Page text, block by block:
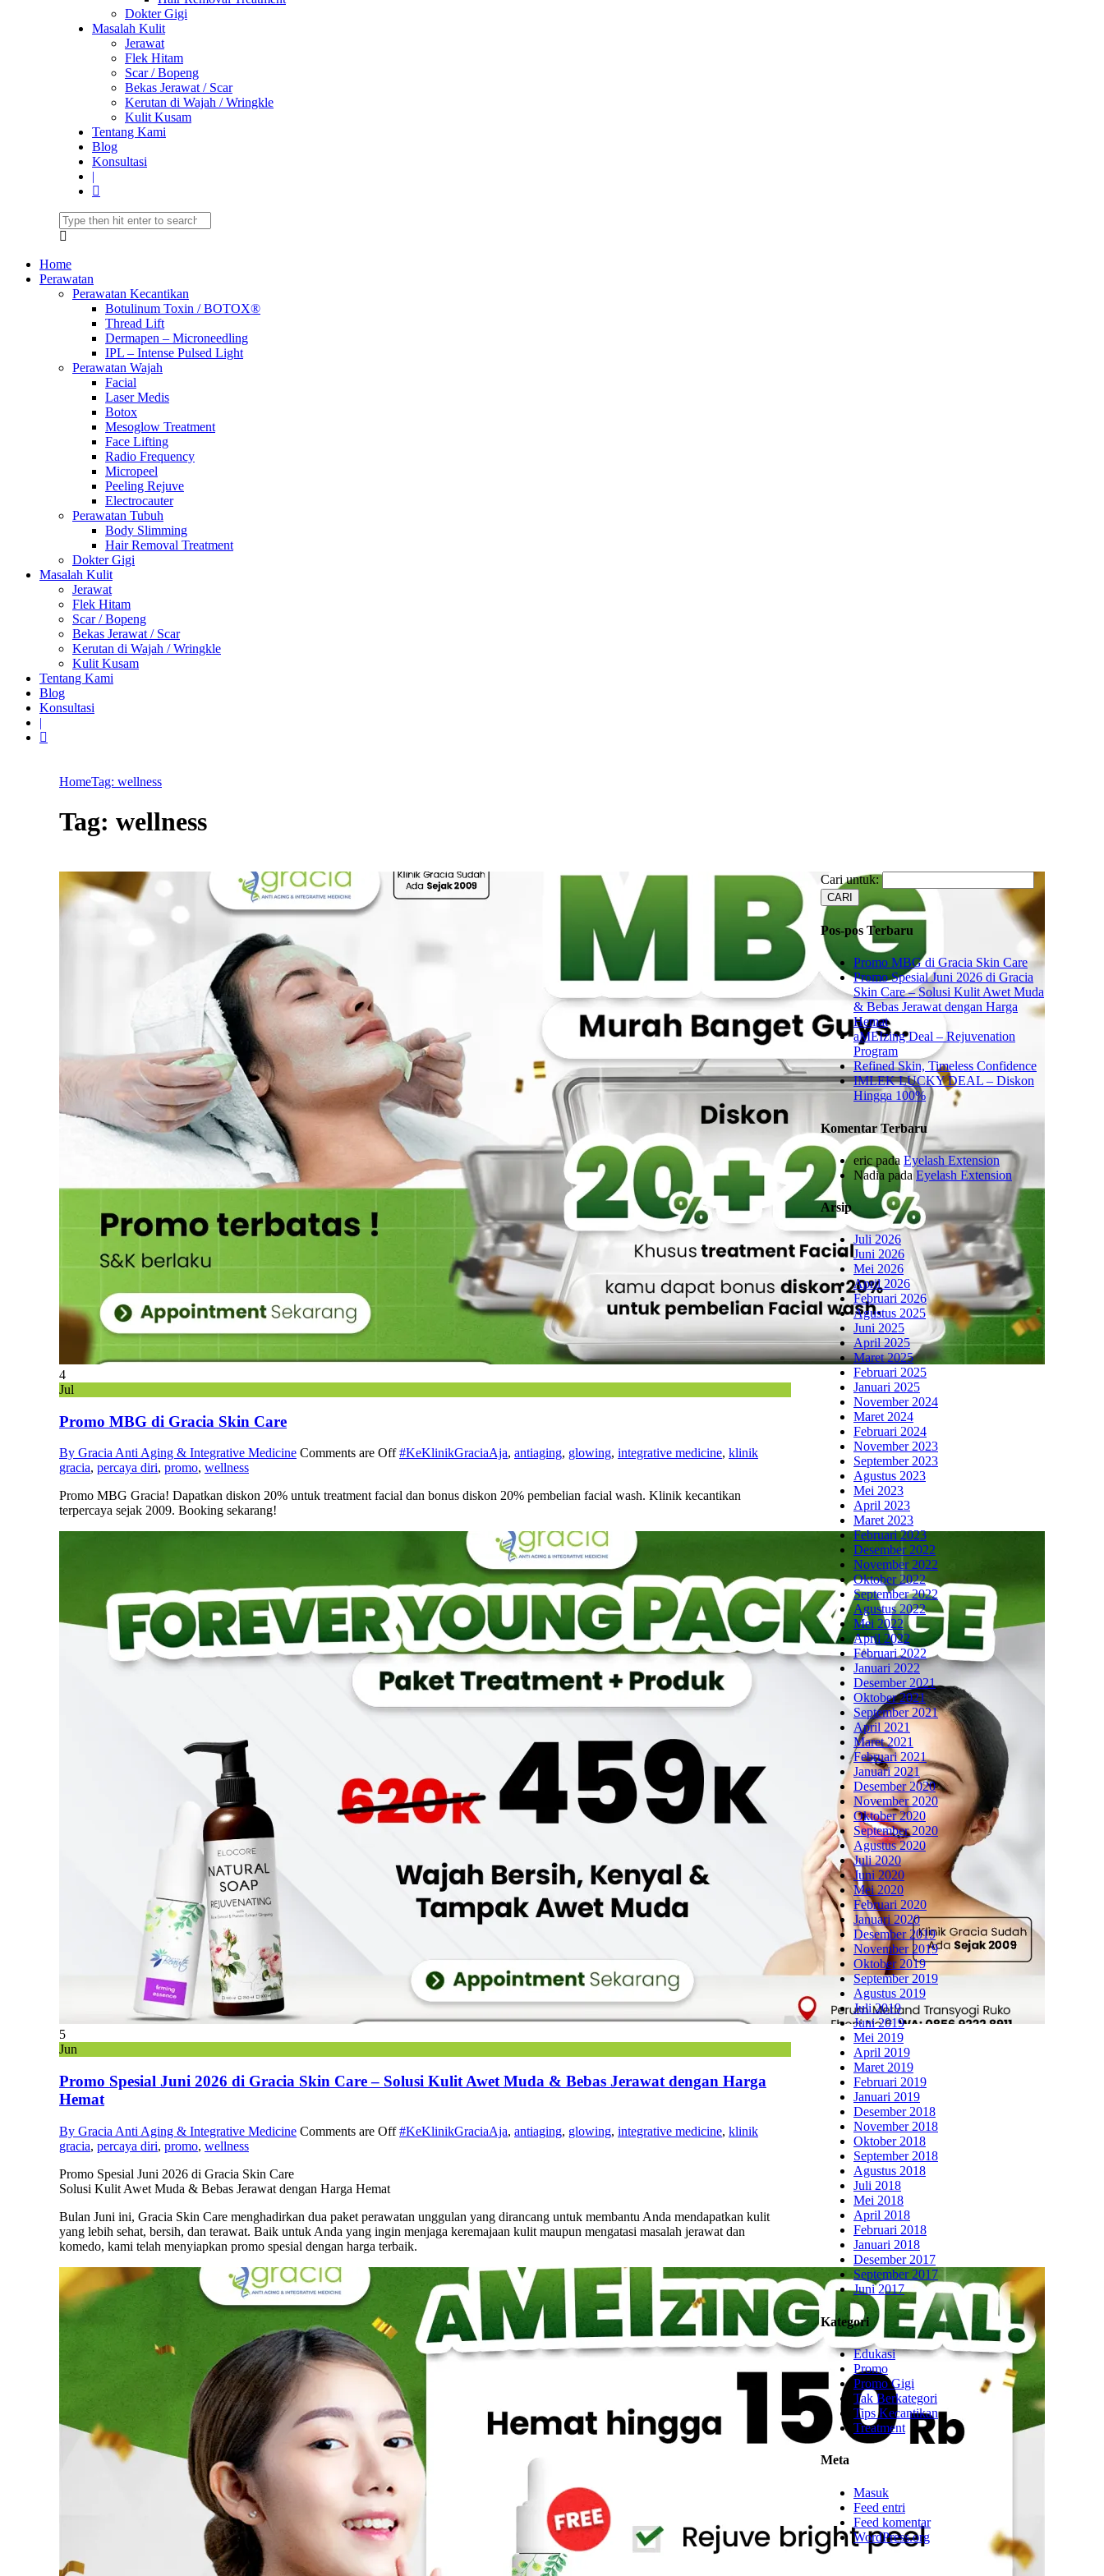
Dokter Gigi
Masalah Kulit
Jerawat
Flek Hitam
Scar / Bopeng
Bekas Jerawat / Scar
Kerutan di Wajah / Wringkle
Kulit Kusam
Tentang Kami
Blog
Konsultasi
|
Home
Perawatan
Perawatan Kecantikan
Botulinum Toxin / BOTOX®
Thread Lift
Dermapen – Microneedling
IPL – Intense Pulsed Light
Perawatan Wajah
Facial
Laser Medis
Botox
Mesoglow Treatment
Face Lifting
Radio Frequency
Micropeel
Peeling Rejuve
Electrocauter
Perawatan Tubuh
Body Slimming
Hair Removal Treatment
Dokter Gigi
Masalah Kulit
Jerawat
Flek Hitam
Scar / Bopeng
Bekas Jerawat / Scar
Kerutan di Wajah / Wringkle
Kulit Kusam
Tentang Kami
Blog
Konsultasi
|
HomeTag: wellness
Tag: wellness
4
Jul
Promo MBG di Gracia Skin Care
By Gracia Anti Aging & Integrative Medicine Comments are Off #KeKlinikGraciaAja, antiaging, glowing, integrative medicine, klinik
gracia, percaya diri, promo, wellness
Promo MBG Gracia! Dapatkan diskon 20% untuk treatment facial dan bonus diskon 20% pembelian facial wash. Klinik kecantikan
terpercaya sejak 2009. Booking sekarang!
5
Jun
Promo Spesial Juni 2026 di Gracia Skin Care – Solusi Kulit Awet Muda & Bebas Jerawat dengan Harga
Hemat
By Gracia Anti Aging & Integrative Medicine Comments are Off #KeKlinikGraciaAja, antiaging, glowing, integrative medicine, klinik
gracia, percaya diri, promo, wellness
Promo Spesial Juni 2026 di Gracia Skin Care
Solusi Kulit Awet Muda & Bebas Jerawat dengan Harga Hemat
Bulan Juni ini, Gracia Skin Care menghadirkan dua paket perawatan unggulan yang dirancang untuk membantu Anda mendapatkan kulit
yang lebih sehat, bersih, dan terawat. Baik untuk Anda yang ingin menjaga keremajaan kulit maupun mengatasi masalah jerawat dan
komedo, kami telah menyiapkan promo spesial dengan harga terbaik.
Cari untuk:
Pos-pos Terbaru
Promo MBG di Gracia Skin Care
Promo Spesial Juni 2026 di Gracia
Skin Care – Solusi Kulit Awet Muda
& Bebas Jerawat dengan Harga
Hemat
aMEIzing Deal – Rejuvenation
Program
Refined Skin, Timeless Confidence
IMLEK LUCKY DEAL – Diskon
Hingga 100%
Komentar Terbaru
eric pada Eyelash Extension
Nadia padaEyelash Extension
Arsip
Juli 2026
Juni 2026
Mei 2026
April 2026
Februari 2026
Agustus 2025
Juni 2025
April 2025
Maret 2025
Februari 2025
Januari 2025
November 2024
Maret 2024
Februari 2024
November 2023
September 2023
Agustus 2023
Mei 2023
April 2023
Maret 2023
Februari 2023
Desember 2022
November 2022
Oktober 2022
September 2022
Agustus 2022
Mei 2022
April 2022
Februari 2022
Januari 2022
Desember 2021
Oktober 2021
September 2021
April 2021
Maret 2021
Februari 2021
Januari 2021
Desember 2020
November 2020
Oktober 2020
September 2020
Agustus 2020
Juli 2020
Juni 2020
Mei 2020
Februari 2020
Januari 2020
Desember 2019
November 2019
Oktober 2019
September 2019
Agustus 2019
Juli 2019
Juni 2019
Mei 2019
April 2019
Maret 2019
Februari 2019
Januari 2019
Desember 2018
November 2018
Oktober 2018
September 2018
Agustus 2018
Juli 2018
Mei 2018
April 2018
Februari 2018
Januari 2018
Desember 2017
September 2017
Juni 2017
Kategori
Edukasi
Promo
Promo Gigi
Tak Berkategori
Tips Kecantikan
Treatment
Meta
Masuk
Feed entri
Feed komentar
WordPress.org